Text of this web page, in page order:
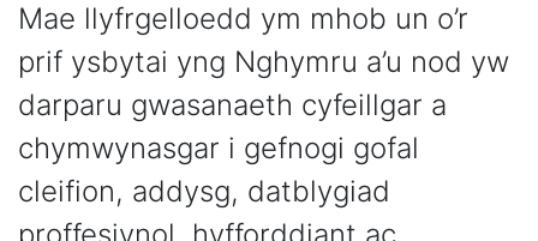
Mae llyfrgelloedd ym mhob un o’r
prif ysbytai yng Nghymru a’u nod yw
darparu gwasanaeth cyfeillgar a
chymwynasgar i gefnogi gofal
cleifion, addysg, datblygiad